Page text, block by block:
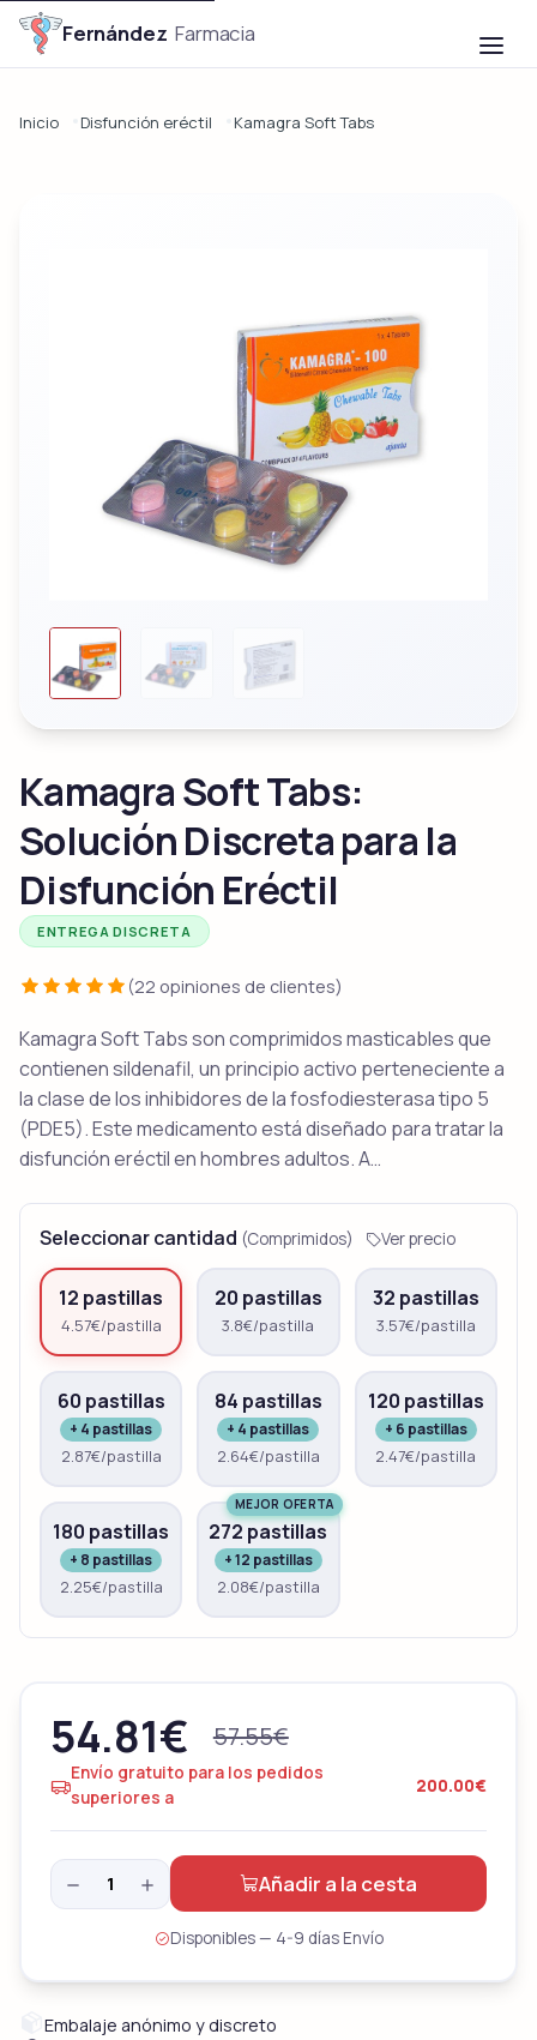
Fernández Farmacia
Inicio Disfunción eréctil Kamagra Soft Tabs
Kamagra Soft Tabs:
Solución Discreta para la
Disfunción Eréctil
ENTREGA DISCRETA
(22 opiniones de clientes)
Kamagra Soft Tabs son comprimidos masticables que
contienen sildenafil, un principio activo perteneciente a
la clase de los inhibidores de la fosfodiesterasa tipo 5
(PDE5). Este medicamento está diseñado para tratar la
disfunción eréctil en hombres adultos. A…
Seleccionar cantidad (Comprimidos) Ver precio
12 pastillas
4.57€/pastilla
20 pastillas
3.8€/pastilla
32 pastillas
3.57€/pastilla
60 pastillas
+ 4 pastillas
2.87€/pastilla
84 pastillas
+ 4 pastillas
2.64€/pastilla
120 pastillas
+ 6 pastillas
2.47€/pastilla
180 pastillas
+ 8 pastillas
2.25€/pastilla
MEJOR OFERTA
272 pastillas
+ 12 pastillas
2.08€/pastilla
54.81€ 57.55€
Envío gratuito para los pedidos
superiores a
200.00€
Añadir a la cesta
Disponibles — 4-9 días Envío
Embalaje anónimo y discreto